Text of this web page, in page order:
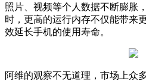
照片、视频等个人数据不断膨胀
时，更高的运行内存不仅能带来
效延长手机的使用寿命。
阿维的观察不无道理，市场上众